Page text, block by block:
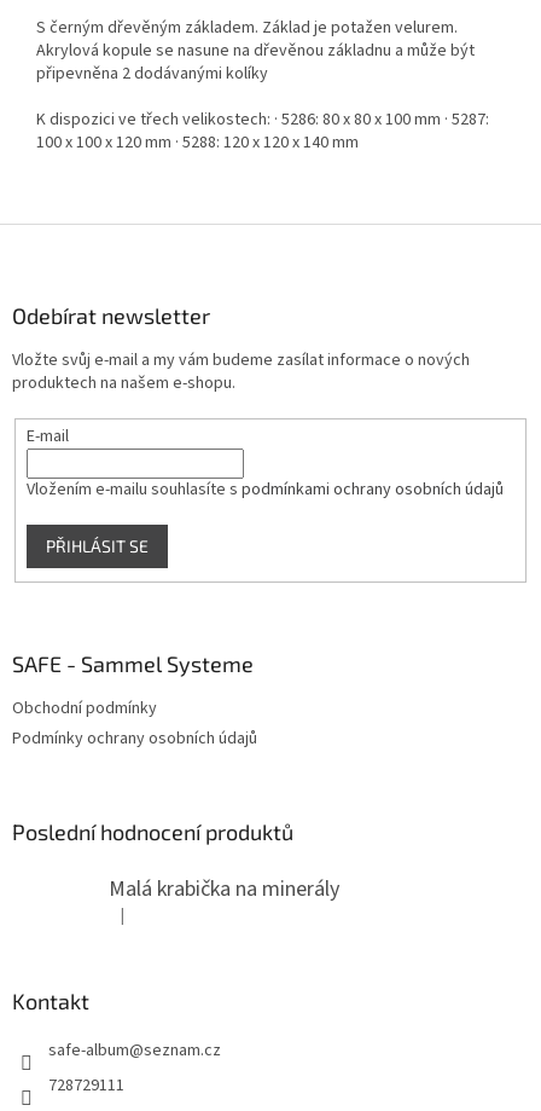
S černým dřevěným základem. Základ je potažen velurem.
Akrylová kopule se nasune na dřevěnou základnu a může být
připevněna 2 dodávanými kolíky
K dispozici ve třech velikostech: · 5286: 80 x 80 x 100 mm · 5287:
100 x 100 x 120 mm · 5288: 120 x 120 x 140 mm
Odebírat newsletter
Vložte svůj e-mail a my vám budeme zasílat informace o nových
produktech na našem e-shopu.
E-mail
Vložením e-mailu souhlasíte s podmínkami ochrany osobních údajů
PŘIHLÁSIT SE
SAFE - Sammel Systeme
Obchodní podmínky
Podmínky ochrany osobních údajů
Poslední hodnocení produktů
Malá krabička na minerály
Hodnocení produktu je 4 z 5 hvězdiček.
|
Kontakt
safe-album@seznam.cz
728729111